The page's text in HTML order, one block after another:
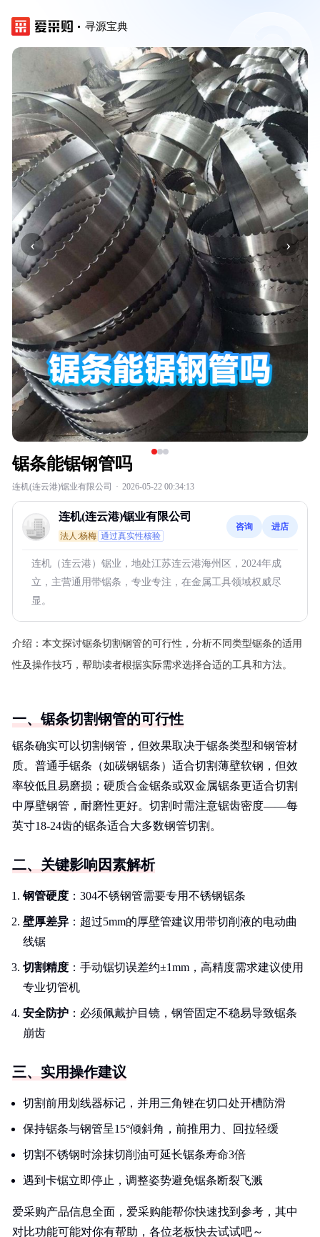
寻源宝典
‹ ›
锯条能锯钢管吗
连机(连云港)锯业有限公司 · 2026-05-22 00:34:13
连机(连云港)锯业有限公司
法人:杨梅 通过真实性核验
咨询 进店
连机（连云港）锯业，地处江苏连云港海州区，2024年成
立，主营通用带锯条，专业专注，在金属工具领域权威尽
显。
介绍： 本文探讨锯条切割钢管的可行性，分析不同类型锯条的适用
性及操作技巧，帮助读者根据实际需求选择合适的工具和方法。
一、锯条切割钢管的可行性
锯条确实可以切割钢管，但效果取决于锯条类型和钢管材
质。普通手锯条（如碳钢锯条）适合切割薄壁软钢，但效
率较低且易磨损；硬质合金锯条或双金属锯条更适合切割
中厚壁钢管，耐磨性更好。切割时需注意锯齿密度——每
英寸18-24齿的锯条适合大多数钢管切割。
二、关键影响因素解析
钢管硬度 ：304不锈钢管需要专用不锈钢锯条
壁厚差异 ：超过5mm的厚壁管建议用带切削液的电动曲
线锯
切割精度 ：手动锯切误差约±1mm，高精度需求建议使用
专业切管机
安全防护 ：必须佩戴护目镜，钢管固定不稳易导致锯条
崩齿
三、实用操作建议
切割前用划线器标记，并用三角锉在切口处开槽防滑
保持锯条与钢管呈15°倾斜角，前推用力、回拉轻缓
切割不锈钢时涂抹切削油可延长锯条寿命3倍
遇到卡锯立即停止，调整姿势避免锯条断裂飞溅
爱采购产品信息全面，爱采购能帮你快速找到参考，其中
对比功能可能对你有帮助，各位老板快去试试吧～